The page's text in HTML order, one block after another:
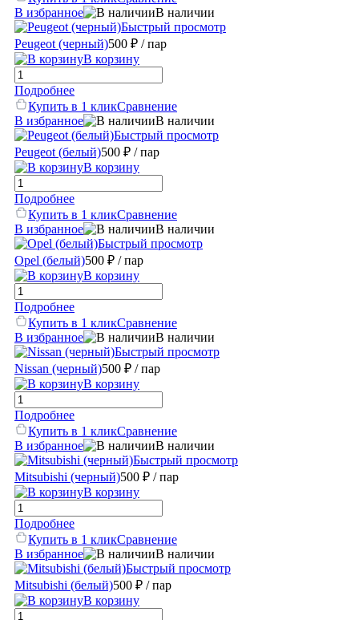
В избранное
В наличии
Быстрый просмотр
Peugeot (черный)500 ₽ / пар
В корзину
Подробнее
Купить в 1 кликСравнение
В избранное
В наличии
Быстрый просмотр
Peugeot (белый)500 ₽ / пар
В корзину
Подробнее
Купить в 1 кликСравнение
В избранное
В наличии
Быстрый просмотр
Opel (белый)500 ₽ / пар
В корзину
Подробнее
Купить в 1 кликСравнение
В избранное
В наличии
Быстрый просмотр
Nissan (черный)500 ₽ / пар
В корзину
Подробнее
Купить в 1 кликСравнение
В избранное
В наличии
Быстрый просмотр
Mitsubishi (черный)500 ₽ / пар
В корзину
Подробнее
Купить в 1 кликСравнение
В избранное
В наличии
Быстрый просмотр
Mitsubishi (белый)500 ₽ / пар
В корзину